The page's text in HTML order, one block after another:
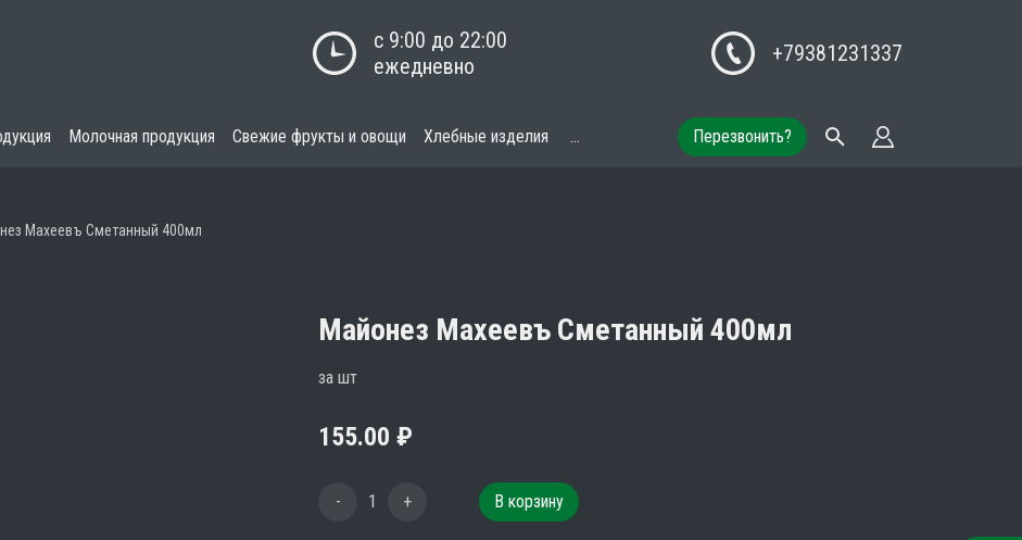
с 9:00 до 22:00
ежедневно
+79381231337
Молочная продукция Свежие фрукты и овощи Хлебные изделия ... Перезвонить?
Махеевъ Сметанный 400мл
Майонез Махеевъ Сметанный 400мл
за шт
155.00 ₽
- 1 + В корзину